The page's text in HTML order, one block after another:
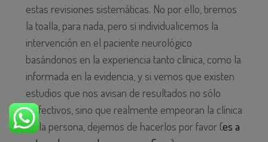
estas revisiones sistemáticas. No por ello, tiremos
la toalla, para nada, pero sí individualicemos la
intervención en el paciente neurológico
basándonos en la experiencia tanto clínica, como la
informada en la evidencia, y si vemos que existen
estudios que nos avisan de resultados no sólo
inefectivos, sino que realmente empeoran la clínica
de la persona, dejemos de hacerlos por favor (es a